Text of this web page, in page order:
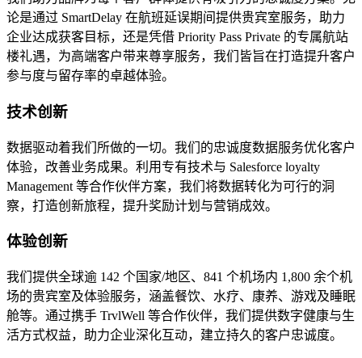
论是通过 SmartDelay 在航班延误期间提供贵宾室服务，助力
企业达成获客目标，还是凭借 Priority Pass Private 的专属航站
楼礼遇，为高端客户带来尊享服务，我们皆旨在打造提升客户
参与度与留存率的卓越体验。
技术创新
数据驱动着我们所做的一切。我们的忠诚度数据服务优化客户
体验，改善业务成果。利用专有技术与 Salesforce loyalty
Management 等合作伙伴方案，我们将数据转化为可行的洞
察，打造创新旅程，提升奖励计划与营销成效。
体验创新
我们提供全球逾 142 个国家/地区、841 个机场内 1,800 余个机
场的贵宾室及体验服务，涵盖餐饮、水疗、康养、游戏及睡眠
舱等。通过携手 TrvlWell 等合作伙伴，我们提供数字健康与生
活方式权益，助力企业深化互动，建立持久的客户忠诚度。